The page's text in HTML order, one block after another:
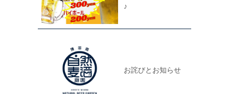
♪
お詫びとお知らせ